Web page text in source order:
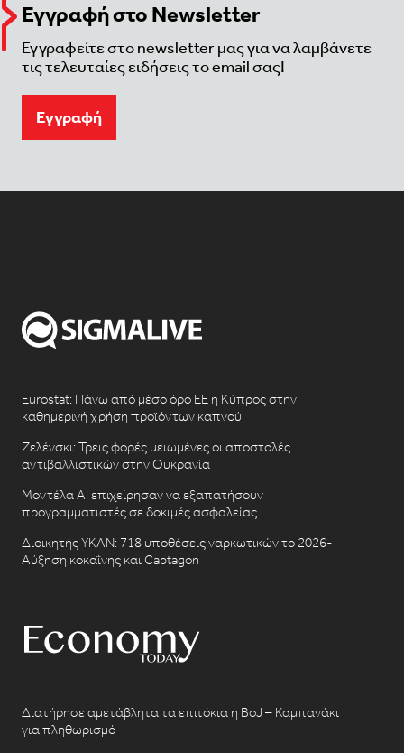
Εγγραφή στο Newsletter
Εγγραφείτε στο newsletter μας για να λαμβάνετε
τις τελευταίες ειδήσεις το email σας!
Eγγραφή
Eurostat: Πάνω από μέσο όρο ΕΕ η Κύπρος στην
καθημερινή χρήση προϊόντων καπνού
Ζελένσκι: Τρεις φορές μειωμένες οι αποστολές
αντιβαλλιστικών στην Ουκρανία
Μοντέλα AI επιχείρησαν να εξαπατήσουν
προγραμματιστές σε δοκιμές ασφαλείας
Διοικητής ΥΚΑΝ: 718 υποθέσεις ναρκωτικών το 2026-
Αύξηση κοκαΐνης και Captagon
Διατήρησε αμετάβλητα τα επιτόκια η BoJ – Καμπανάκι
για πληθωρισμό